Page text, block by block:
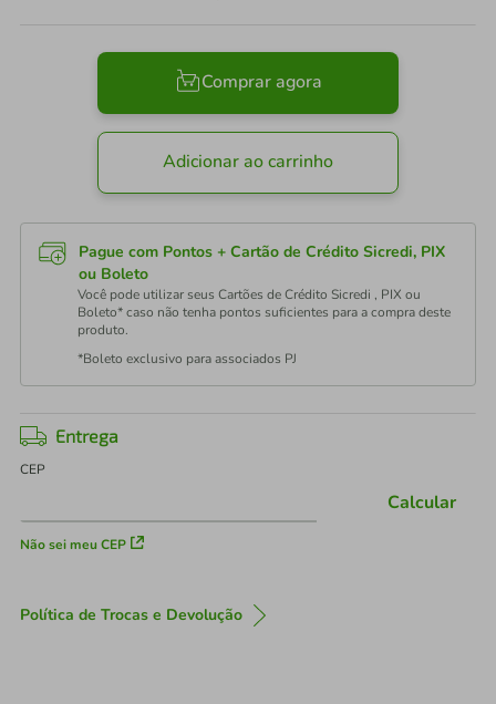
Comprar agora
Adicionar ao carrinho
Pague com Pontos + Cartão de Crédito Sicredi, PIX
ou Boleto
Você pode utilizar seus Cartões de Crédito Sicredi , PIX ou
Boleto* caso não tenha pontos suficientes para a compra deste
produto.
*Boleto exclusivo para associados PJ
Entrega
CEP
Não sei meu CEP
Calcular
Política de Trocas e Devolução